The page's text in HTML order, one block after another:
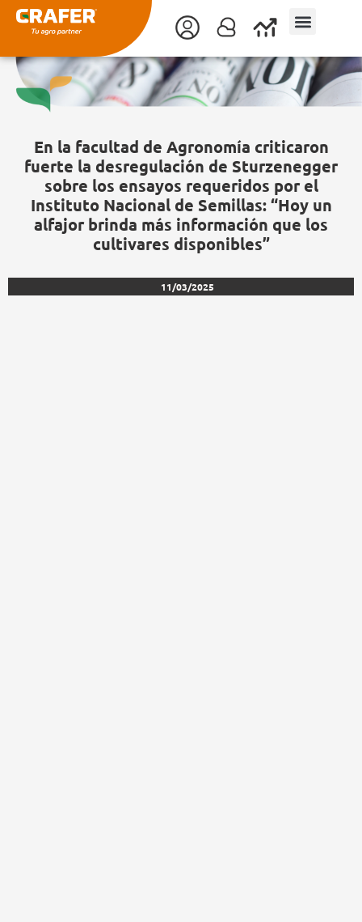
contenido
En la facultad de Agronomía criticaron
fuerte la desregulación de Sturzenegger
sobre los ensayos requeridos por el
Instituto Nacional de Semillas: “Hoy un
alfajor brinda más información que los
cultivares disponibles”
11/03/2025